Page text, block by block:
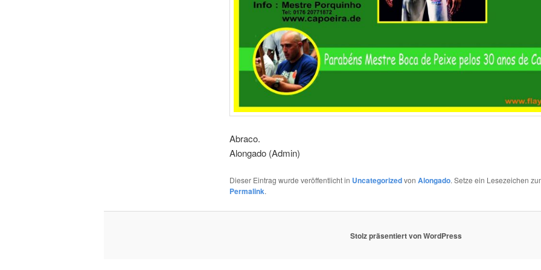
Abraco.
Alongado (Admin)
Dieser Eintrag wurde veröffentlicht in Uncategorizedvon Alongado. Setze ein Lesezeichen
Permalink.
Stolz präsentiert von WordPress